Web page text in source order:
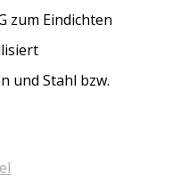
zum Eindichten
und Stahl bzw.